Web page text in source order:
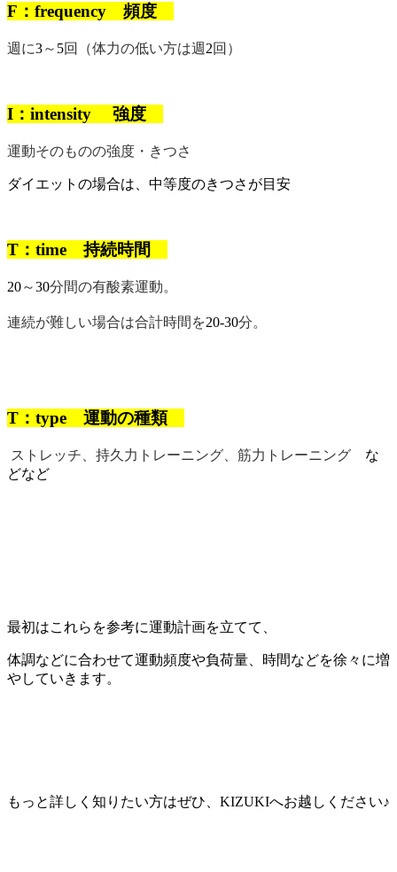
F ： frequency 頻度
週に3～ 5回（体力の低い方は週2回）
I ： intensity 強度
運動そのものの強度・きつさ
ダイエットの場合は、中等度のきつさが目安
T ： time 持続時間
20～30分間の有酸素運動。
連続が難しい場合は合計時間を20-30分。
T ： type 運動の種類
ストレッチ、持久力トレーニング、筋力トレーニング な
どなど
最初はこれらを参考に運動計画を立てて、
体調などに合わせて運動頻度や負荷量、時間などを徐々に増
やしていきます。
もっと詳しく知りたい方はぜひ、 KIZUKIへお越しください♪